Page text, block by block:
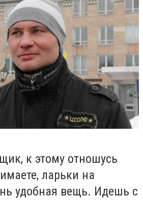
к этому отношусь
ларьки на
удобная вещь. Идешь с